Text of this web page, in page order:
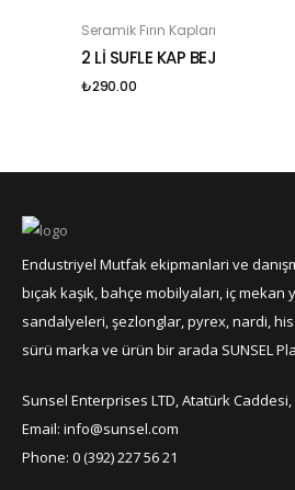
SEPETE EKLE
Seramik Fırın Kapları
2 Lİ SUFLE KAP BEJ
₺290.00
Endustriyel Mutfak ekipmanlari ve
bıçak kaşık, bahçe mobilyaları, iç mekan
sandalyeleri, şezlonglar, pyrex, nardi,
sürü marka ve ürün bir arada SUNSEL
Sunsel Enterprises LTD, Atatürk
Email: info@sunsel.com
Phone: 0 (392) 227 56 21